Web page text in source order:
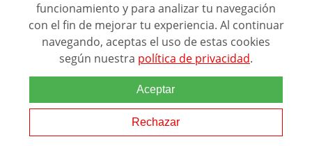
funcionamiento y para analizar tu navegación
con el fin de mejorar tu experiencia. Al continuar
navegando, aceptas el uso de estas cookies
según nuestra política de privacidad.
Aceptar
Rechazar